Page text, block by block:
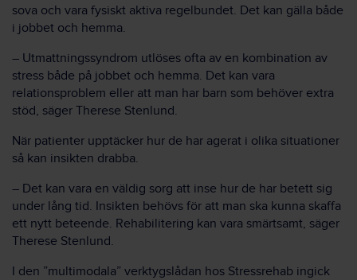
sova och vara fysiskt aktiva regelbundet. Det kan gälla både
i jobbet och hemma.
– Utmattningssyndrom utlöses ofta av en kombination av
stress både på jobbet och hemma. Det kan vara
relationsproblem eller att man har barn som behöver extra
stöd, säger Therese Stenlund.
När patienter upptäcker hur de har agerat i olika situationer
så kan insikten drabba.
– Det kan vara en väldig sorg att inse hur de har betett sig
under lång tid. Insikten behövs för att man ska kunna skaffa
ett nytt beteende. Rehabilitering kan vara smärtsamt, säger
Therese Stenlund.
I den ”multimodala” verktygslådan hos Stressrehab ingick